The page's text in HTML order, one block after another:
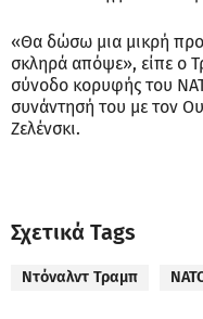
«Θα δώσω μια μικρή
σκληρά απόψε», είπε ο
σύνοδο κορυφής του
συνάντησή του με τον
Ζελένσκι.
Σχετικά Tags
Ντόναλντ Τραμπ